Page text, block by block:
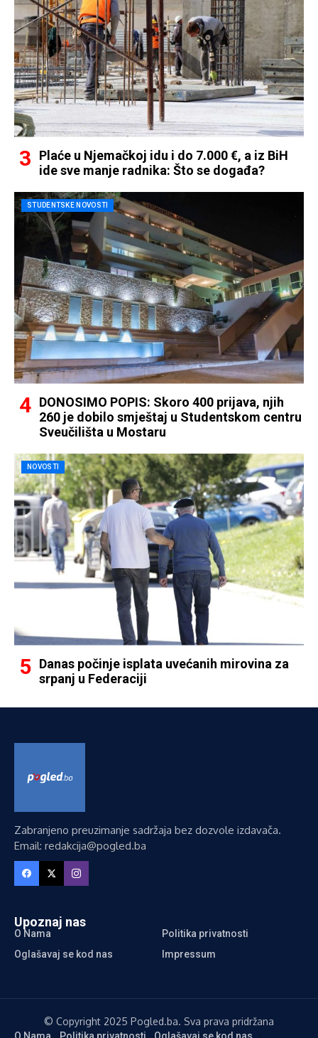
Plaće u Njemačkoj idu i do 7.000 €, a iz BiH
ide sve manje radnika: Što se događa?
STUDENTSKE NOVOSTI
DONOSIMO POPIS: Skoro 400 prijava, njih
260 je dobilo smještaj u Studentskom centru
Sveučilišta u Mostaru
NOVOSTI
Danas počinje isplata uvećanih mirovina za
srpanj u Federaciji
Zabranjeno preuzimanje sadržaja bez dozvole izdavača.
Email: redakcija@pogled.ba
Upoznaj nas
O Nama
Politika privatnosti
Oglašavaj se kod nas
Impressum
© Copyright 2025 Pogled.ba. Sva prava pridržana